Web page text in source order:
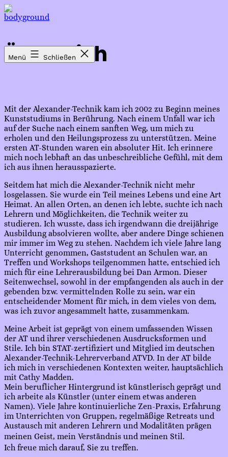
Zum
Inhalt
Menü Schließen
Über Mich
Mit der Alexander-Technik kam ich 2002 zu Beginn meines
Kunststudiums in Berührung. Nach einem Unfall war ich
auf der Suche nach einem sanften Weg, um mich zu
erholen und den Heilungsprozess zu unterstützen. Meine
ersten AT-Stunden waren ein absoluter Hit. Ich erinnere
mich noch lebhaft an das unbeschreibliche Gefühl, mit dem
ich aus ihnen herausspazierte.
Seitdem hat mich die Alexander-Technik nicht mehr
losgelassen. Sie wurde ein Teil meines Lebens und eine Art
Heimat. An allen Orten, an denen ich lebte, suchte ich nach
Lehrern und Möglichkeiten, die Technik weiter zu
studieren. Ich wusste, dass ich irgendwann die dreijährige
Ausbildung absolvieren wollte, aber andere Dinge schienen
mir immer im Weg zu stehen. Nachdem ich viele Jahre lang
Unterricht genommen, Gaststudent an Schulen war, an
Treffen und Workshops teilgenommen hatte, entschied ich
mich für eine Lehrerausbildung bei Dan Armon. Dieser
Seitenwechsel, sowohl in der empfangenden als auch in der
gebenden bzw. vermittelnden Rolle zu sein, war ein
entscheidender Moment für mich, in dem vieles von dem,
was ich zuvor angesammelt hatte, zusammenkam.
Meine Arbeit ist geprägt von einem umfassenden Wissen
der AT und ihrer verschiedenen Ausdrucksformen und
Stile. Ich bin STAT-zertifiziert und Mitglied im deutschen
Alexander-Technik-Lehrerverband ATVD. In der AT bilde
ich mich in verschiedenen Kontexten weiter, hauptsächlich
mit Cathy Madden.
Mein beruflicher Hintergrund ist künstlerisch geprägt und
ich arbeite als Künstler (unter einem etwas anderen
Namen). Viele Jahre kontinuierliche Zen-Praxis, Erfahrung
im Unterrichten von Gruppen, regelmäßige Retreats und
Austausch mit anderen Lehrern und Modalitäten prägen
meinen Geist, mein Verständnis und meinen Stil.
Ich freue mich darauf, Sie zu treffen.